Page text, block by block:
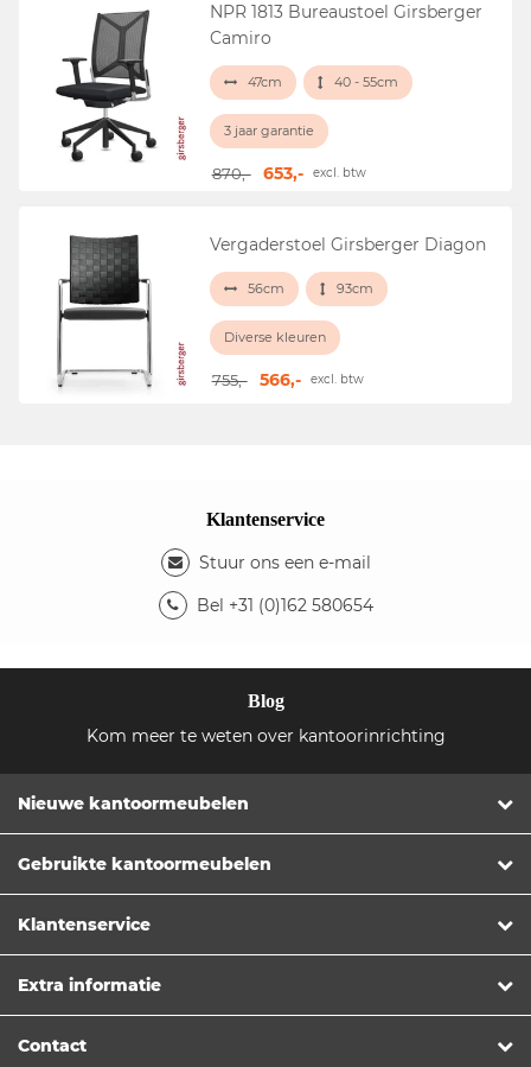
NPR 1813 Bureaustoel Girsberger
Camiro
47cm 40 - 55cm
3 jaar garantie
870,- 653,- excl. btw
Vergaderstoel Girsberger Diagon
56cm 93cm
Diverse kleuren
755,- 566,- excl. btw
Klantenservice
Stuur ons een e-mail
Bel +31 (0)162 580654
Blog
Kom meer te weten over kantoorinrichting
Nieuwe kantoormeubelen
Gebruikte kantoormeubelen
Klantenservice
Extra informatie
Contact